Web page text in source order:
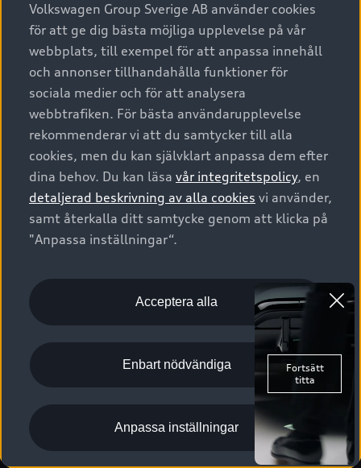
A6 modellerna
SUV
Avant
Audi Sport
Privatleasing
Nya bilar i lager
Begagnade bilar i lager
Audi approved :plus - så gott som nya
Finansiering
Audi exclusive
Provkörning
Service & tillbehör
Audi digital services
Originaltillbehör - köp online
Garantier
Försäkring
Digitala manualer för din Audi
Audi Collection – livsstilsartiklar
Vanliga frågor
2G/3G nätet stängs ned - Hur påverkas min bil av detta?
Tjänstebil
Tjänstebil
Business lease online
Företagsleasing
Om Audi Sverige
Kontakta oss
Audi Återförsäljare/-serviceverkstad
myAudi
Pressmeddelanden
Nyhetsbrev
Vårt hållbarhetsarbete
Lediga tjänster huvudkontor
Lediga tjänster hos Audi Återförsäljare
Kommentar till mediauppgifter om dataläcka
© 2026 AUDI SVERIGE. All Rights Reserved.
Utgivare Juridiskt
Juridiskt Audi AG
Juridiskt Audi Digital Giveaway
Anpassa inställningar för cookies
Visselblåsarkanaler
Volkswagen Group Sverige AB använder cookies
för att ge dig bästa möjliga upplevelse på vår
webbplats, till exempel för att anpassa innehåll
och annonser tillhandahålla funktioner för
sociala medier och för att analysera
webbtrafiken. För bästa användarupplevelse
rekommenderar vi att du samtycker till alla
cookies, men du kan självklart anpassa dem efter
dina behov. Du kan läsa vår integritetspolicy, en
detaljerad beskrivning av alla cookies vi använder,
samt återkalla ditt samtycke genom att klicka på
"Anpassa inställningar“.
Acceptera alla
Enbart nödvändiga
Anpassa inställningar